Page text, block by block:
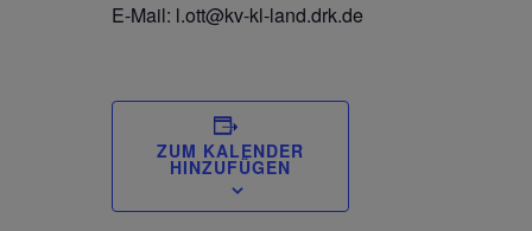
E-Mail: l.ott@kv-kl-land.drk.de
ZUM KALENDER
HINZUFÜGEN